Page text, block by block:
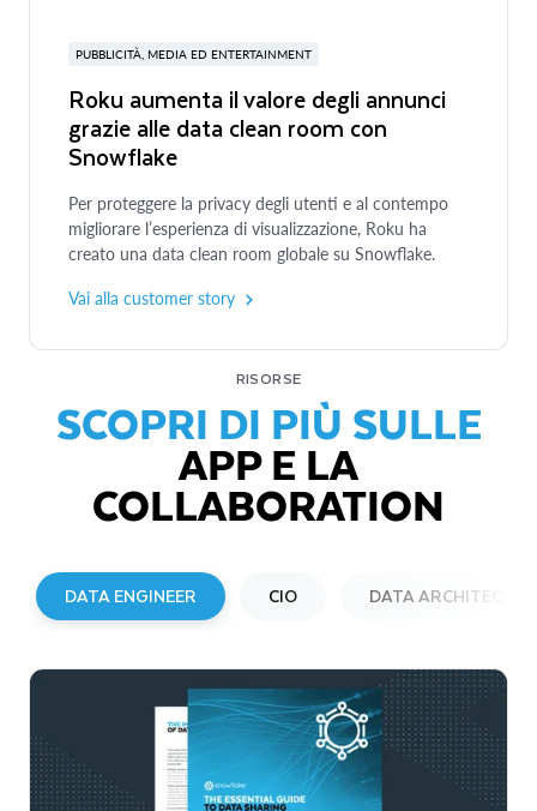
PUBBLICITÀ, MEDIA ED ENTERTAINMENT
Roku aumenta il valore degli annunci
grazie alle data clean room con
Snowflake
Per proteggere la privacy degli utenti e al contempo
migliorare l’esperienza di visualizzazione, Roku ha
creato una data clean room globale su Snowflake.
Vai alla customer story
RISORSE
SCOPRI DI PIÙ SULLE
APP E LA
COLLABORATION
DATA ENGINEER CIO DATA ARCHITECT